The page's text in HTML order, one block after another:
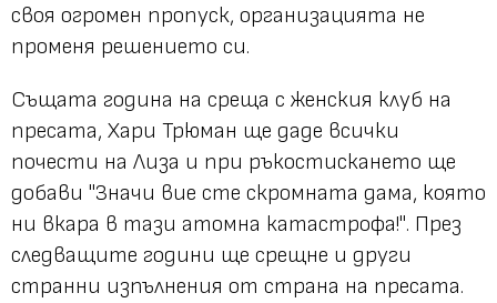
своя огромен пропуск, организацията не
променя решението си.
Същата година на среща с женския клуб на
пресата, Хари Трюман ще даде всички
почести на Лиза и при ръкостискането ще
добави "Значи вие сте скромната дама, която
ни вкара в тази атомна катастрофа!". През
следващите години ще срещне и други
странни изпълнения от страна на пресата.